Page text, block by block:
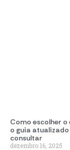
Como escolher
o guia
consultar
dezembro 16, 2025